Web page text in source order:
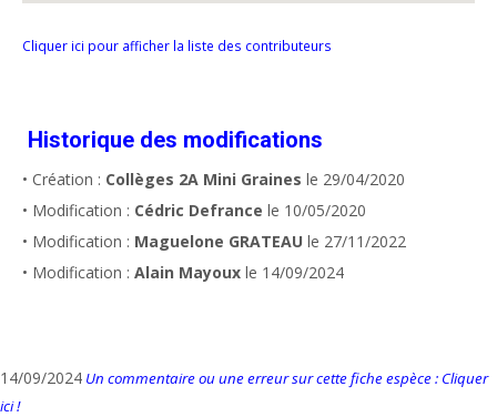
Cliquer ici pour afficher la liste des contributeurs
Historique des modifications
• Création : Collèges 2A Mini Graines le 29/04/2020
• Modification : Cédric Defrance le 10/05/2020
• Modification : Maguelone GRATEAU le 27/11/2022
• Modification : Alain Mayoux le 14/09/2024
14/09/2024 Un commentaire ou une erreur sur cette fiche espèce : Cliquer
ici !